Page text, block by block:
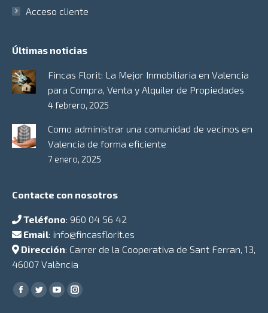
Acceso cliente
Últimas noticias
Fincas Florit: La Mejor Inmobiliaria en Valencia
para Compra, Venta y Alquiler de Propiedades
4 febrero, 2025
Como administrar una comunidad de vecinos en
Valencia de forma eficiente
7 enero, 2025
Contacte con nosotros
Teléfono: 960 04 56 42
Email: info@fincasflorit.es
Dirección: Carrer de la Cooperativa de Sant Ferran, 13,
46007 València
Encuéntranos en:
Facebook
TwitterYouTubeInstagram